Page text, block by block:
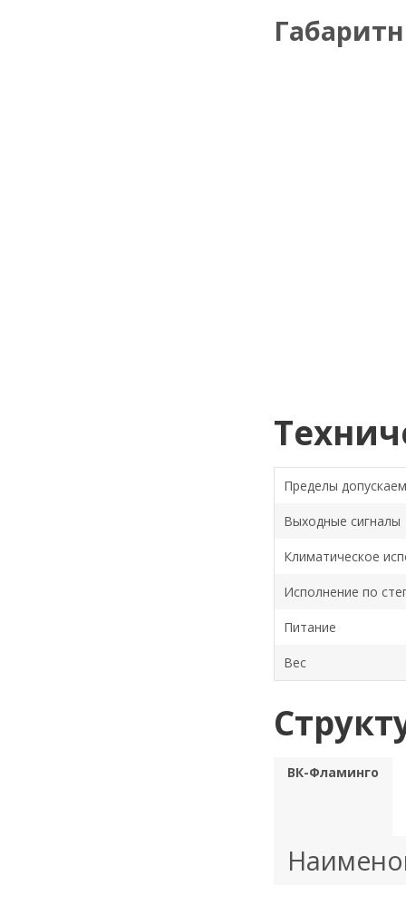
Пределы
Выходные сигналы
Климатическое
Исполнение по
Питание
Вес
ВК-Фламинго